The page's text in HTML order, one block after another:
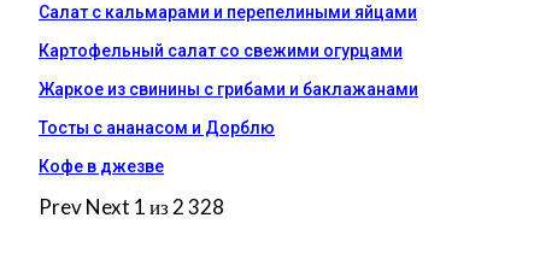
Салат с кальмарами и перепелиными яйцами
Картофельный салат со свежими огурцами
Жаркое из свинины с грибами и баклажанами
Тосты с ананасом и Дорблю
Кофе в джезве
PrevNext 1 из 2 328